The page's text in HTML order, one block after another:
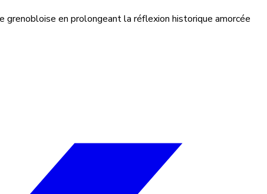
en prolongeant la réflexion historique amorcée